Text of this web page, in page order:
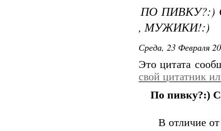
ПО ПИВКУ?:)
, МУЖИКИ!:)
Среда, 23 Февраля
Это цитата
свой цитатник
По пивку?:)
В отличие